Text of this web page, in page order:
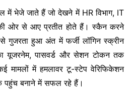
में भेजे जाते हैं जो देखने में HR विभाग, IT
ओर से आए प्रतीत होते हैं। स्कैन करने
गुजरता हुआ अंत में फर्जी लॉगिन स्क्रीन
यूजरनेम, पासवर्ड और सेशन टोकन तक
मामलों में हमलावर टू-स्टेप वेरिफिकेशन
पहुंच बनाने में सफल रहे हैं।